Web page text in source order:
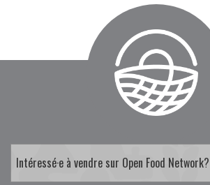
Intéressé·e à vendre sur Open Food Network?